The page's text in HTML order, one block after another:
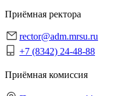
Приёмная ректора
rector@adm.mrsu.ru
+7 (8342) 24-48-88
Приёмная комиссия